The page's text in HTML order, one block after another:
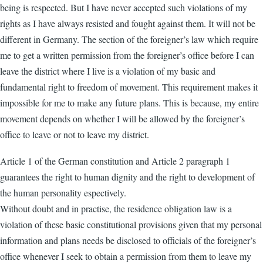
being is respected. But I have never accepted such violations of my
rights as I have always resisted and fought against them. It will not be
different in Germany. The section of the foreigner’s law which require
me to get a written permission from the foreigner’s office before I can
leave the district where I live is a violation of my basic and
fundamental right to freedom of movement. This requirement makes it
impossible for me to make any future plans. This is because, my entire
movement depends on whether I will be allowed by the foreigner’s
office to leave or not to leave my district.
Article 1 of the German constitution and Article 2 paragraph 1
guarantees the right to human dignity and the right to development of
the human personality espectively.
Without doubt and in practise, the residence obligation law is a
violation of these basic constitutional provisions given that my personal
information and plans needs be disclosed to officials of the foreigner’s
office whenever I seek to obtain a permission from them to leave my